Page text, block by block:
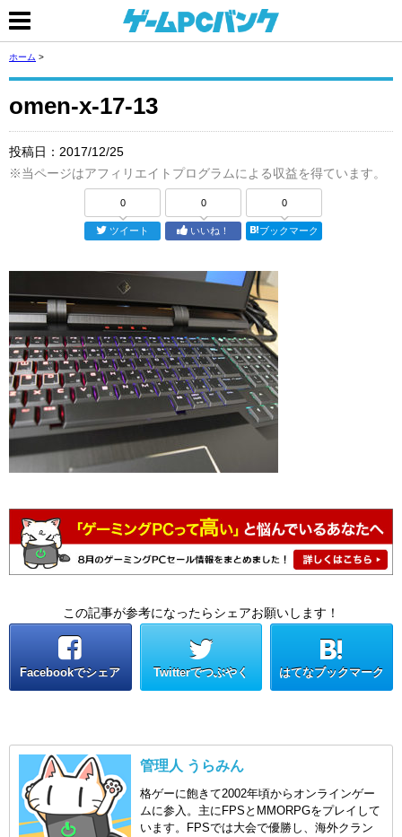
ホーム >
omen-x-17-13
投稿日： 2017/12/25
※当ページはアフィリエイトプログラムによる収益を得ています。
0
ツイート
0
いいね！
0
ブックマーク
この記事が参考になったらシェアお願いします！
Facebookでシェア Twitterでつぶやく はてなブックマーク
管理人 うらみん
格ゲーに飽きて2002年頃からオンラインゲー
ムに参入。主にFPSとMMORPGをプレイして
います。FPSでは大会で優勝し、海外クラン